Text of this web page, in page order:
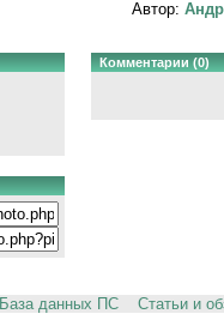
Автор:
Комментарии (0)
База данных ПС Статьи и